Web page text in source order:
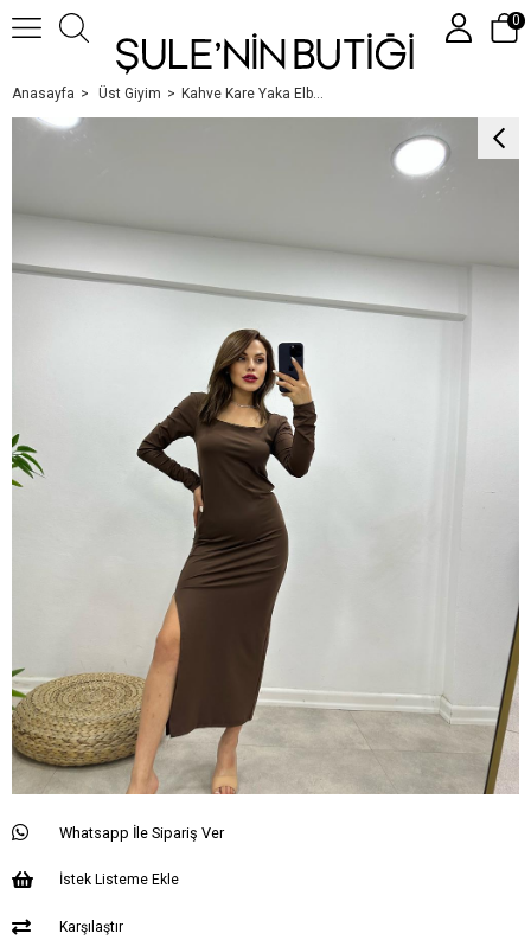
Üye Girişi
0
Anasayfa Üst Giyim Kahve Kare Yaka Elbi̇se
Whatsapp İle Sipariş Ver
İstek Listeme Ekle
Karşılaştır